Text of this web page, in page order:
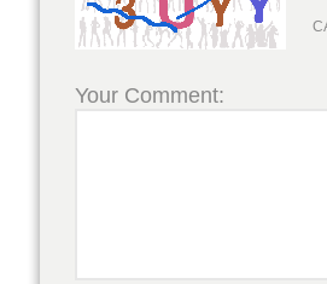
Your Comment: